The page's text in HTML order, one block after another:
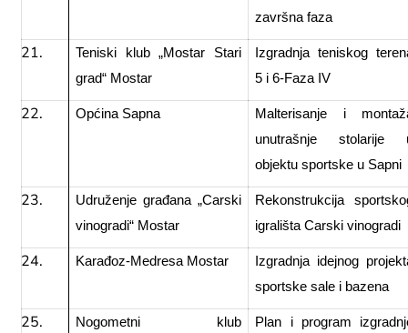
završna faza
Teniski klub „Mostar Stari
grad“ Mostar
Izgradnja teniskog
5 i 6-Faza IV
Općina Sapna
Malterisanje i
unutrašnje stolarije
objektu sportske u Sapni
Udruženje građana „Carski
vinogradi“ Mostar
Rekonstrukcija
igrališta Carski vinogradi
Karađoz-Medresa Mostar
Izgradnja idejnog
sportske sale i bazena
Nogometni klub
Plan i program